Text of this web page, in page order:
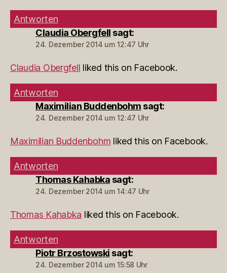
Antworten
Claudia Obergfell sagt:
24. Dezember 2014 um 12:47 Uhr
Claudia Obergfell liked this on Facebook.
Antworten
Maximilian Buddenbohm sagt:
24. Dezember 2014 um 12:47 Uhr
Maximilian Buddenbohm liked this on Facebook.
Antworten
Thomas Kahabka sagt:
24. Dezember 2014 um 14:47 Uhr
Thomas Kahabka liked this on Facebook.
Antworten
Piotr Brzostowski sagt:
24. Dezember 2014 um 15:58 Uhr